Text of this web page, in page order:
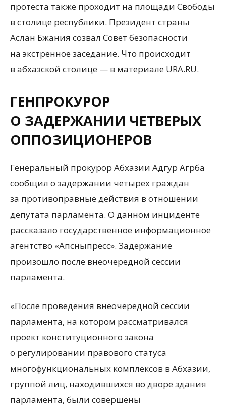
протеста также проходит на площади Свободы
в столице республики. Президент страны
Аслан Бжания созвал Совет безопасности
на экстренное заседание. Что происходит
в абхазской столице — в материале URA.RU.
ГЕНПРОКУРОР
О ЗАДЕРЖАНИИ ЧЕТВЕРЫХ
ОППОЗИЦИОНЕРОВ
Генеральный прокурор Абхазии Адгур Агрба
сообщил о задержании четырех граждан
за противоправные действия в отношении
депутата парламента. О данном инциденте
рассказало государственное информационное
агентство «Апсныпресс». Задержание
произошло после внеочередной сессии
парламента.
«После проведения внеочередной сессии
парламента, на котором рассматривался
проект конституционного закона
о регулировании правового статуса
многофункциональных комплексов в Абхазии,
группой лиц, находившихся во дворе здания
парламента, были совершены